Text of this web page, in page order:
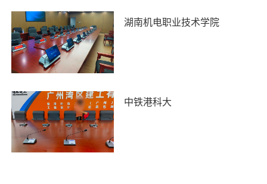
湖南机电职业技术学院
中铁港科大